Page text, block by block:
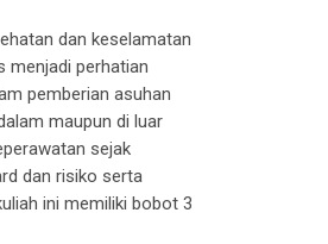
dan keselamatan
menjadi perhatian
pemberian asuhan
maupun di luar
sejak
dan risiko serta
ini memiliki bobot 3